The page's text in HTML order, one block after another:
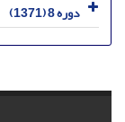
دوره 8 (1371)